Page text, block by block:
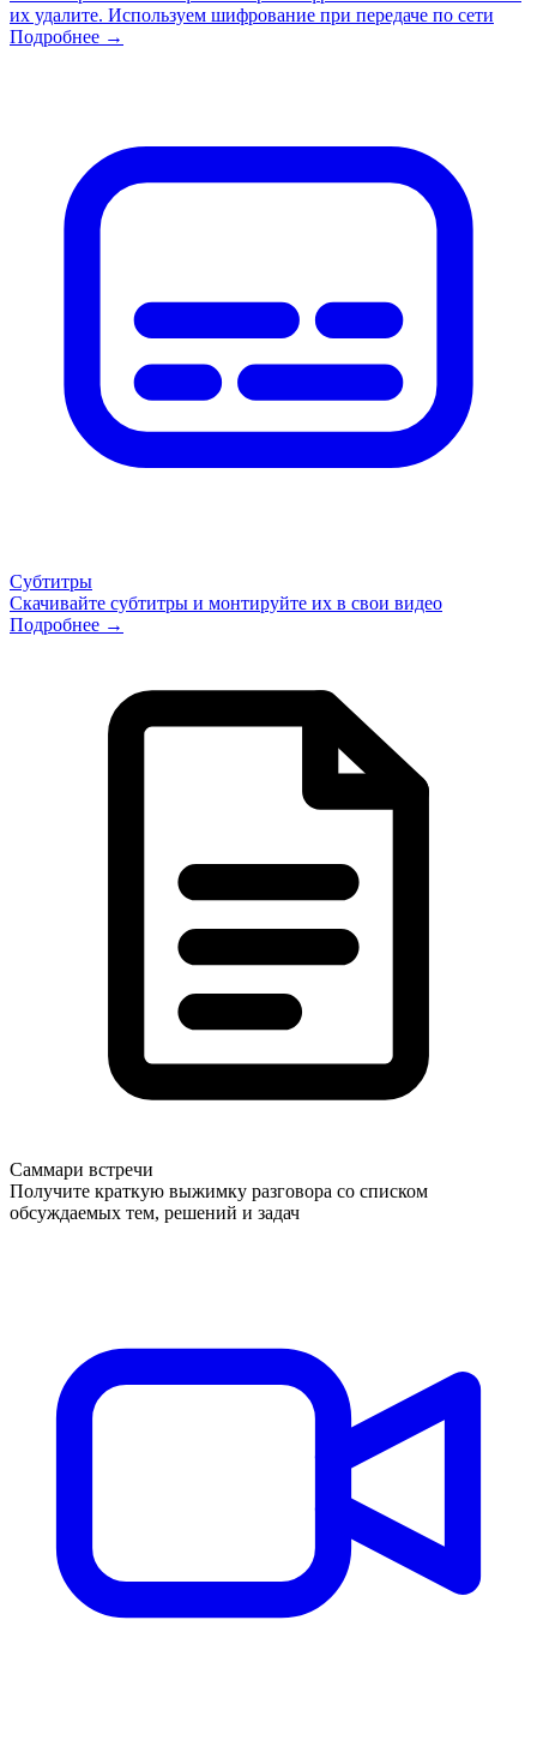
их удалите. Используем шифрование при передаче по сети
Подробнее →
Субтитры
Скачивайте субтитры и монтируйте их в свои видео
Подробнее →
Саммари встречи
Получите краткую выжимку разговора со списком
обсуждаемых тем, решений и задач